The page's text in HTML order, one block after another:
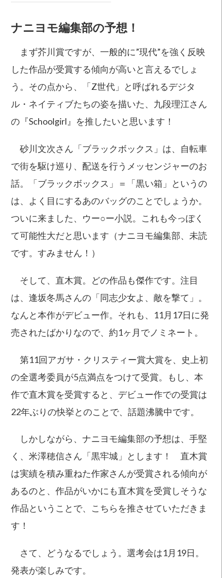
ナニヨモ編集部の予想！
まず芥川賞ですが、一般的に”現代”を強く反映
した作品が受賞する傾向が高いと言えるでしょ
う。その点から、「Z世代」と呼ばれるデジタ
ル・ネイティブたちの姿を描いた、九段理江さん
の『Schoolgirl』を推したいと思います！
砂川文次さん「ブラックボックス」は、自転車
で街を駆け巡り、配送を行うメッセンジャーのお
話。「ブラックボックス」＝「黒い箱」というの
は、よく目にするあのバッグのことでしょうか。
ついに来ました、ウー○ー小説。これも今っぽく
て可能性大だと思います（ナニヨモ編集部、未読
です。すみません！）
そして、直木賞。どの作品も傑作です。注目
は、逢坂冬馬さんの「同志少女よ、敵を撃て」。
なんと本作がデビュー作。それも、11月17日に発
売されたばかりなので、約1ヶ月でノミネート。
第11回アガサ・クリスティー賞大賞を、史上初
の全選考委員が5点満点をつけて受賞。もし、本
作で直木賞を受賞すると、デビュー作での受賞は
22年ぶりの快挙とのことで、話題沸騰中です。
しかしながら、ナニヨモ編集部の予想は、手堅
く、米澤穂信さん「黒牢城」とします！ 直木賞
は実績を積み重ねた作家さんが受賞される傾向が
あるのと、作品がいかにも直木賞を受賞しそうな
作品ということで、こちらを推させていただきま
す！
さて、どうなるでしょう。選考会は1月19日。
発表が楽しみです。